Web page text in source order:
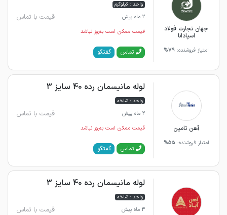
جهان تجارت فولاد
اسپادانا
امتیاز فروشنده: 79%
واحد : کیلوگرم
2 ماه پیش
قیمت با تماس
قیمت ممکن است به‌روز نباشد
تماس گفتگو
آهن تامین
امتیاز فروشنده: 55%
لوله مانیسمان رده 40 سایز 3
واحد : شاخه
2 ماه پیش
قیمت با تماس
قیمت ممکن است به‌روز نباشد
تماس گفتگو
لوله مانیسمان رده 40 سایز 3
واحد : شاخه
3 ماه پیش
قیمت با تماس